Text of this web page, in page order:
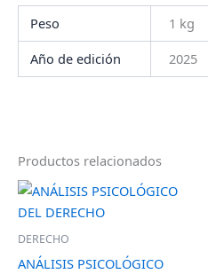
Peso
1 kg
Año de edición
2025
Productos relacionados
DERECHO
ANÁLISIS PSICOLÓGICO